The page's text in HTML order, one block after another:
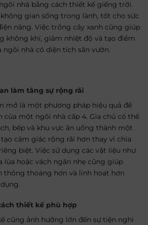
nhà bằng cách thiết kế giếng trời.
gian sống trong lành, tốt cho sức
năng. Việc trồng cây xanh cũng giúp
không khí, giảm nhiệt độ và tạo điểm
nhà có diện tích sân vườn.
làm tăng sự rộng rãi
mở là một phương pháp hiệu quả để
của một ngôi nhà cấp 4. Gia chủ có thể
bếp và khu vực ăn uống thành một
cảm giác rộng rãi hơn thay vì chia
biệt. Việc sử dụng các vật liệu như
lùa hoặc vách ngăn nhẹ cũng giúp
thông thoáng hơn và linh hoạt hơn
thiết kế phù hợp
cũng ảnh hưởng lớn đến sự tiện nghi